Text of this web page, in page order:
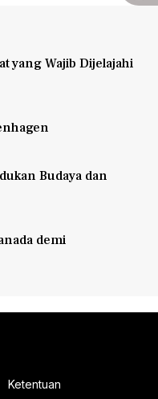
yang Wajib Dijelajahi
Budaya dan
demi
Ketentuan